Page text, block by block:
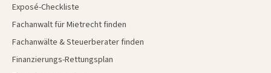
Exposé-Checkliste
Fachanwalt für Mietrecht finden
Fachanwälte & Steuerberater finden
Finanzierungs-Rettungsplan